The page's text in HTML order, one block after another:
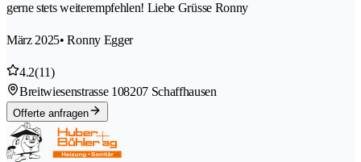
gerne stets weiterempfehlen! Liebe Grüsse Ronny
März 2025• Ronny Egger
4.2(11)
Breitwiesenstrasse 108207 Schaffhausen
Offerte anfragen